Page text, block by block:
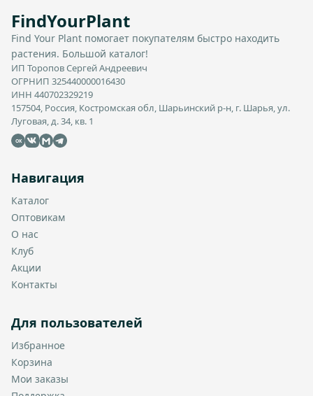
FindYourPlant
Find Your Plant помогает покупателям быстро находить
растения. Большой каталог!
ИП Торопов Сергей Андреевич
ОГРНИП 325440000016430
ИНН 440702329219
157504, Россия, Костромская обл, Шарьинский р-н, г. Шарья, ул.
Луговая, д. 34, кв. 1
OK
Навигация
Каталог
Оптовикам
О нас
Клуб
Акции
Контакты
Для пользователей
Избранное
Корзина
Мои заказы